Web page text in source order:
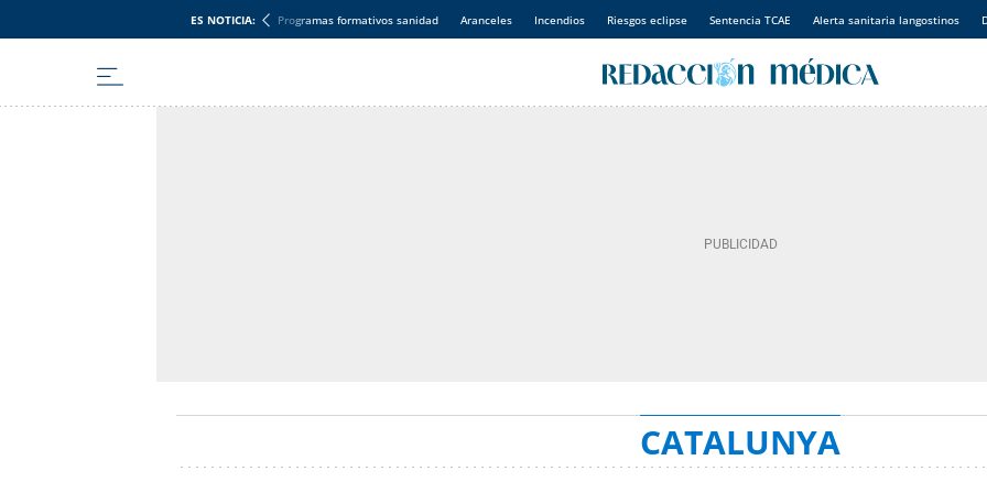
ES NOTICIA: Programas formativos sanidad Aranceles Incendios Riesgos eclipse Sentencia TCAE Alerta sanitaria langostinos
CATALUNYA